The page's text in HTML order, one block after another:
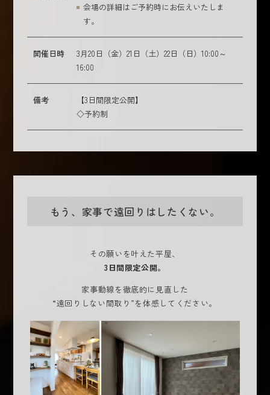
会場の詳細はご予約時にお伝えいたしま
す。
開催日時
3月20日（金）21日（土）22日（日）10:00～
16:00
備考
【3日間限定公開】
◇予約制
もう、家事で遠回りはしたくない。
その願いを叶えた平屋、
3日間限定公開。
家事動線を徹底的に見直した
“遠回りしない間取り”を体感してください。